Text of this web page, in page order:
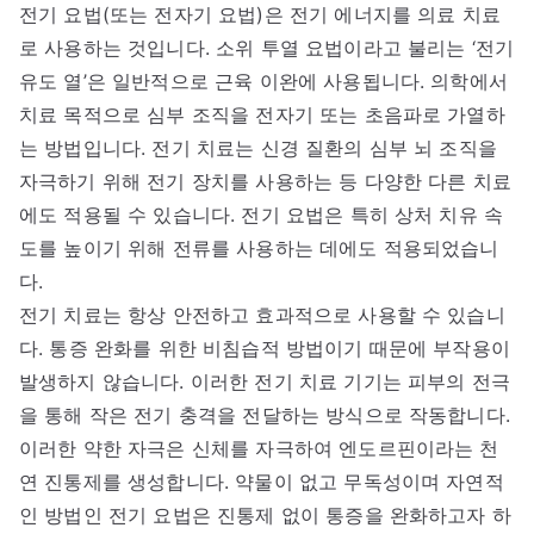
전기 요법(또는 전자기 요법)은 전기 에너지를 의료 치료
로 사용하는 것입니다. 소위 투열 요법이라고 불리는 ‘전기
유도 열’은 일반적으로 근육 이완에 사용됩니다. 의학에서
치료 목적으로 심부 조직을 전자기 또는 초음파로 가열하
는 방법입니다. 전기 치료는 신경 질환의 심부 뇌 조직을
자극하기 위해 전기 장치를 사용하는 등 다양한 다른 치료
에도 적용될 수 있습니다. 전기 요법은 특히 상처 치유 속
도를 높이기 위해 전류를 사용하는 데에도 적용되었습니
다.
전기 치료는 항상 안전하고 효과적으로 사용할 수 있습니
다. 통증 완화를 위한 비침습적 방법이기 때문에 부작용이
발생하지 않습니다. 이러한 전기 치료 기기는 피부의 전극
을 통해 작은 전기 충격을 전달하는 방식으로 작동합니다.
이러한 약한 자극은 신체를 자극하여 엔도르핀이라는 천
연 진통제를 생성합니다. 약물이 없고 무독성이며 자연적
인 방법인 전기 요법은 진통제 없이 통증을 완화하고자 하